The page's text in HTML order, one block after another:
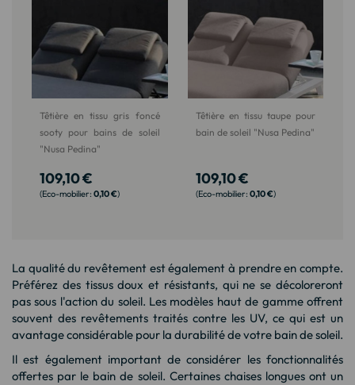
Têtière en tissu gris foncé
sooty pour bains de soleil
"Nusa Pedina"
109,10 €
0,10 €
Têtière en tissu taupe pour
bain de soleil "Nusa Pedina"
109,10 €
0,10 €
La qualité du revêtement est également à prendre en compte.
Préférez des tissus doux et résistants, qui ne se décoloreront
pas sous l'action du soleil. Les modèles haut de gamme offrent
souvent des revêtements traités contre les UV, ce qui est un
avantage considérable pour la durabilité de votre bain de soleil.
Il est également important de considérer les fonctionnalités
offertes par le bain de soleil. Certaines chaises longues ont un